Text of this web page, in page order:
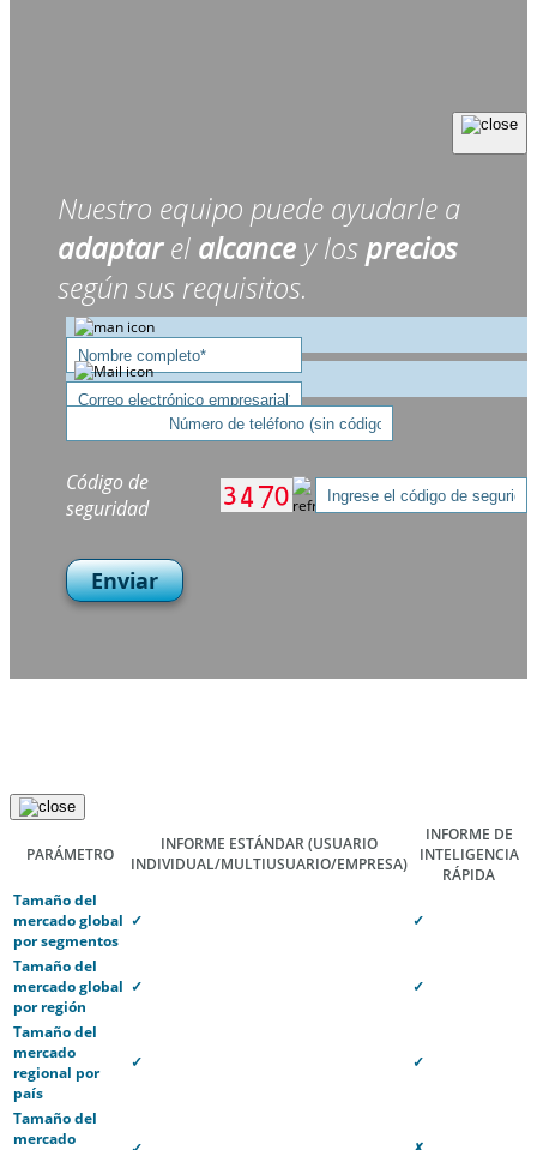
Nuestro equipo puede ayudarle a
adaptarel alcance y losprecios
según sus requisitos.
Código de
seguridad
Enviar
PARÁMETRO
INFORME ESTÁNDAR(USUARIO
INDIVIDUAL/MULTIUSUARIO/EMPRESA)
INFORME DE
INTELIGENCIA
RÁPIDA
Tamaño del
mercado global
por segmentos
✓ ✓
Tamaño del
mercado global
por región
✓ ✓
Tamaño del
mercado
regional por
país
✓ ✓
Tamaño del
mercado